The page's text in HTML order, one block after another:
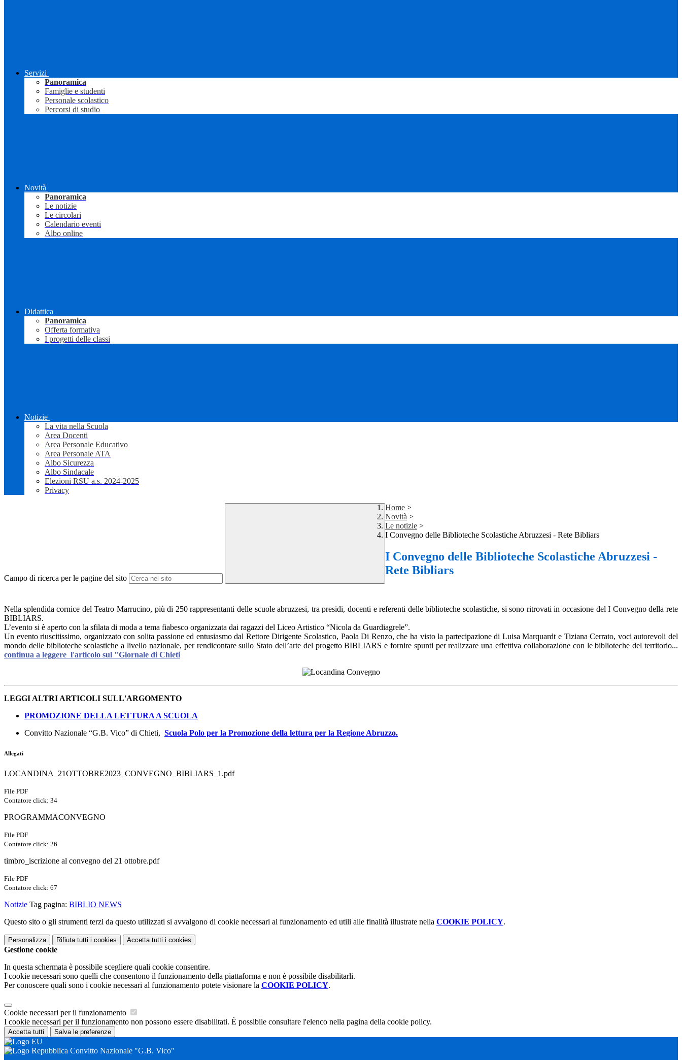
Servizi
Panoramica
Famiglie e studenti
Personale scolastico
Percorsi di studio
Novità
Panoramica
Le notizie
Le circolari
Calendario eventi
Albo online
Didattica
Panoramica
Offerta formativa
I progetti delle classi
Notizie
La vita nella Scuola
Area Docenti
Area Personale Educativo
Area Personale ATA
Albo Sicurezza
Albo Sindacale
Elezioni RSU a.s. 2024-2025
Privacy
Campo di ricerca per le pagine del sito
Home >
Novità >
Le notizie >
I Convegno delle Biblioteche Scolastiche Abruzzesi - Rete Bibliars
I Convegno delle Biblioteche Scolastiche Abruzzesi -
Rete Bibliars
Nella splendida cornice del Teatro Marrucino, più di 250 rappresentanti delle scuole abruzzesi, tra presidi, docenti e referenti delle biblioteche scolastiche, si sono ritrovati in occasione del I Convegno della rete
BIBLIARS.
L’evento si è aperto con la sfilata di moda a tema fiabesco organizzata dai ragazzi del Liceo Artistico “Nicola da Guardiagrele”.
Un evento riuscitissimo, organizzato con solita passione ed entusiasmo dal Rettore Dirigente Scolastico, Paola Di Renzo, che ha visto la partecipazione di Luisa Marquardt e Tiziana Cerrato, voci autorevoli del
mondo delle biblioteche scolastiche a livello nazionale, per rendicontare sullo Stato dell’arte del progetto BIBLIARS e fornire spunti per realizzare una effettiva collaborazione con le biblioteche del territorio...
continua a leggere l'articolo sul "Giornale di Chieti
LEGGI ALTRI ARTICOLI SULL'ARGOMENTO
PROMOZIONE DELLA LETTURA A SCUOLA
Convitto Nazionale “G.B. Vico” di Chieti, Scuola Polo per la Promozione della lettura per la Regione Abruzzo.
Allegati
LOCANDINA_21OTTOBRE2023_CONVEGNO_BIBLIARS_1.pdf
File PDF
Contatore click: 34
PROGRAMMACONVEGNO
File PDF
Contatore click: 26
timbro_iscrizione al convegno del 21 ottobre.pdf
File PDF
Contatore click: 67
Notizie Tag pagina: BIBLIO NEWS
Questo sito o gli strumenti terzi da questo utilizzati si avvalgono di cookie necessari al funzionamento ed utili alle finalità illustrate nella COOKIE POLICY.
Personalizza Rifiuta tutti i cookies Accetta tutti i cookies
Gestione cookie
In questa schermata è possibile scegliere quali cookie consentire.
I cookie necessari sono quelli che consentono il funzionamento della piattaforma e non è possibile disabilitarli.
Per conoscere quali sono i cookie necessari al funzionamento potete visionare la COOKIE POLICY.
Cookie necessari per il funzionamento
I cookie necessari per il funzionamento non possono essere disabilitati. È possibile consultare l'elenco nella pagina della cookie policy.
Accetta tutti Salva le preferenze
Convitto Nazionale "G.B. Vico"